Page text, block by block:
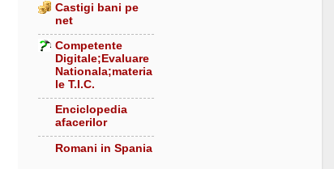
Castigi bani pe
net
Competente
Digitale;Evaluare
Nationala;materia
le T.I.C.
Enciclopedia
afacerilor
Romani in Spania